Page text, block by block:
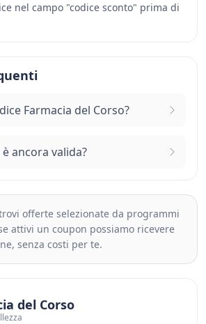
nel campo "codice sconto" prima di
Farmacia del Corso?
ancora valida?
offerte selezionate da programmi
attivi un coupon possiamo ricevere
senza costi per te.
del Corso